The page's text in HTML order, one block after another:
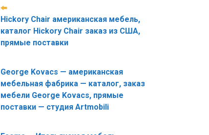
Hickory Chair американская мебель,
каталог Hickory Chair заказ из США,
прямые поставки
George Kovacs — американская
мебельная фабрика — каталог, заказ
мебели George Kovacs, прямые
поставки — студия Artmobili